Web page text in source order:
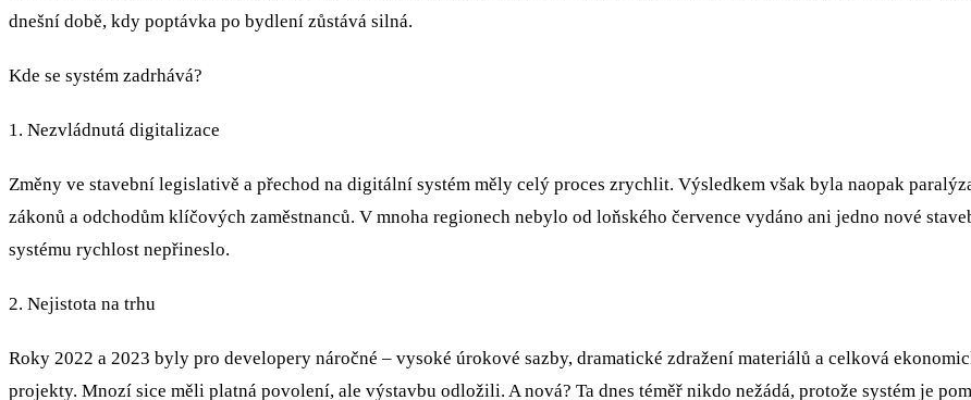
dnešní době, kdy poptávka po bydlení zůstává silná.
Kde se systém zadrhává?
1. Nezvládnutá digitalizace
Změny ve stavební legislativě a přechod na digitální systém měly celý proces zrychlit. Výsledkem však byla naopak
zákonů a odchodům klíčových zaměstnanců. V mnoha regionech nebylo od loňského července vydáno ani jedno nové
systému rychlost nepřineslo.
2. Nejistota na trhu
Roky 2022 a 2023 byly pro developery náročné – vysoké úrokové sazby, dramatické zdražení materiálů a celková
projekty. Mnozí sice měli platná povolení, ale výstavbu odložili. A nová? Ta dnes téměř nikdo nežádá, protože systém je